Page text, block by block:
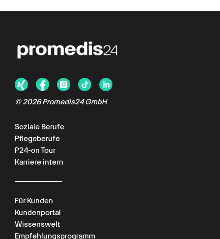
© 2026 Promedis24 GmbH
Soziale Berufe
Pflegeberufe
P24-on Tour
Karriere intern
Für Kunden
Kundenportal
Wissenswelt
Empfehlungsprogramm